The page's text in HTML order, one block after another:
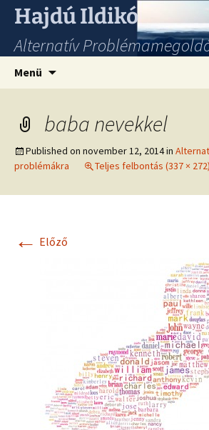
Hajdú Ildikó
Alternatív
Menü
baba nevekkel
Published on november 12, 2014in
problémákra
Teljes felbontás (337 × 272)
← Előző